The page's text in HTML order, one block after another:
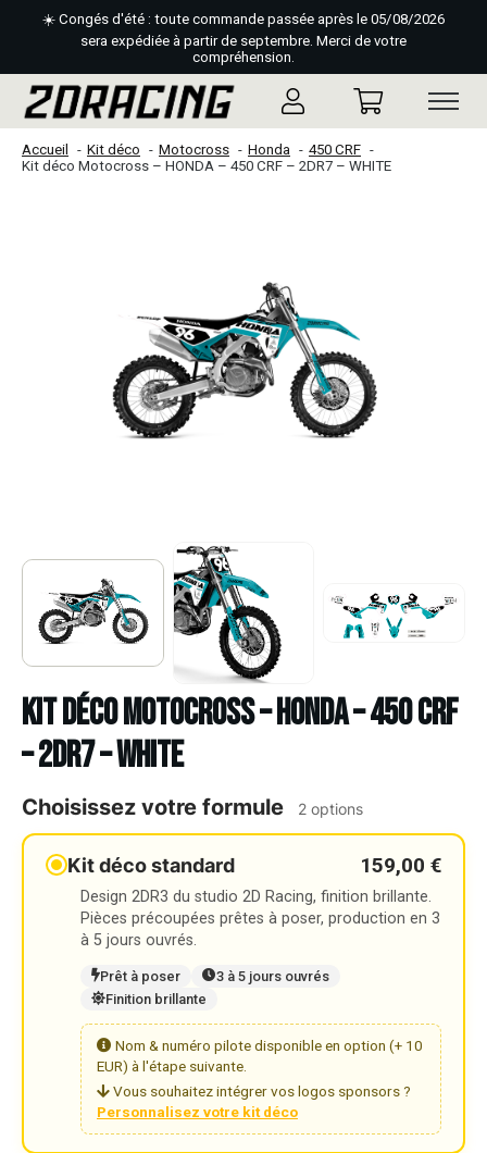
☀️ Congés d'été : toute commande passée après le 05/08/2026
sera expédiée à partir de septembre. Merci de votre
compréhension.
Accueil Kit déco Motocross Honda
450 CRF
Kit déco Motocross – HONDA – 450 CRF – 2DR7 – WHITE
Kit déco Motocross – HONDA – 450 CRF
– 2DR7 – WHITE
Choisissez votre formule 2 options
Kit déco standard 159,00 €
Design 2DR3 du studio 2D Racing, finition brillante.
Pièces précoupées prêtes à poser, production en 3
à 5 jours ouvrés.
Prêt à poser
3 à 5 jours ouvrés
Finition brillante
Nom & numéro pilote disponible en option (+ 10
EUR) à l'étape suivante.
Vous souhaitez intégrer vos logos sponsors ?
Personnalisez votre kit déco